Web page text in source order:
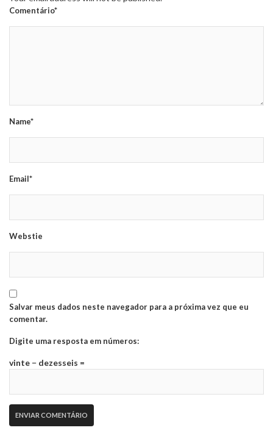
Comentário*
Name*
Email*
Webstie
Salvar meus dados neste navegador para a próxima vez que eu
comentar.
Digite uma resposta em números:
vinte − dezesseis =